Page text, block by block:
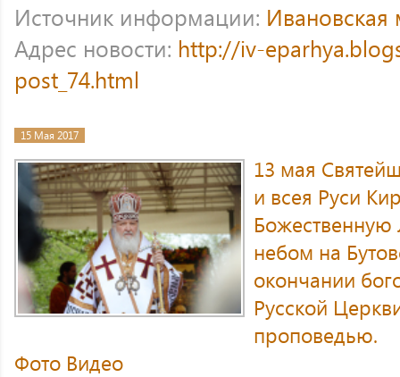
Источник информации:
Адрес новости: http://iv-
post_74.html
15 Мая 2017
13 мая
и всея Руси
Божественную
небом на
окончании
Русской
проповедью.
Фото Видео